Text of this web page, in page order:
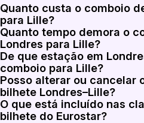
Quanto custa o comboio
para Lille?
As tarifas do Eurostar para
Quanto tempo demora o
Londres para Lille?
Os serviços diretos do
De que estação em
comboio para Lille?
As partidas do Eurostar para
Posso alterar ou cancelar
bilhete Londres–Lille?
As opções de alteração e
O que está incluído nas
bilhete do Eurostar?